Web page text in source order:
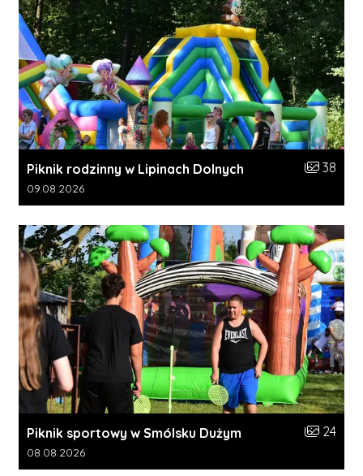
Piknik rodzinny w Lipinach Dolnych Liczba
38
Data dodania galerii:
09.08.2026
Piknik sportowy w Smólsku Dużym Liczba
24
Data dodania galerii:
08.08.2026